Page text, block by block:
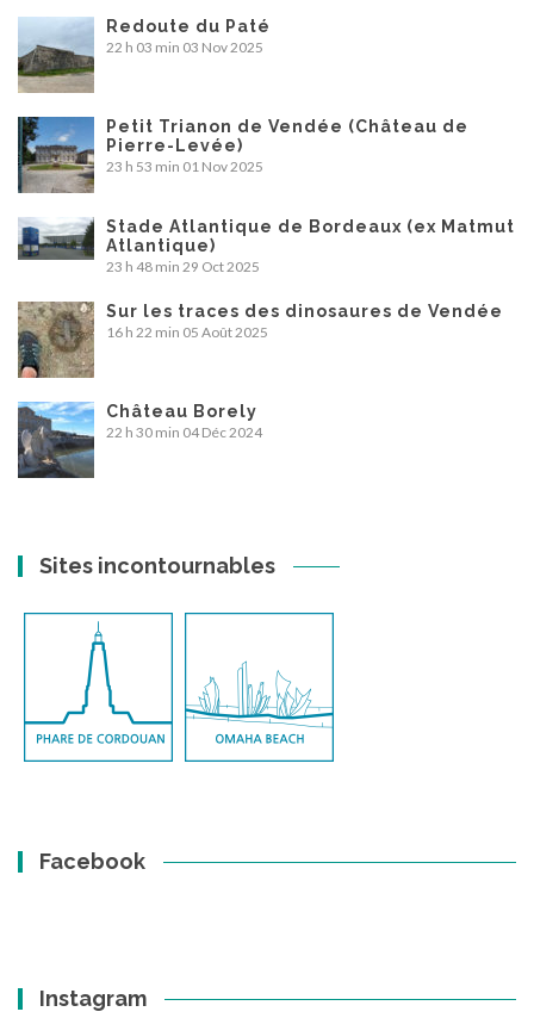
Redoute du Paté
22 h 03 min 03 Nov 2025
Petit Trianon de Vendée (Château de
Pierre-Levée)
23 h 53 min 01 Nov 2025
Stade Atlantique de Bordeaux (ex Matmut
Atlantique)
23 h 48 min 29 Oct 2025
Sur les traces des dinosaures de Vendée
16 h 22 min 05 Août 2025
Château Borely
22 h 30 min 04 Déc 2024
Sites incontournables
Facebook
Instagram